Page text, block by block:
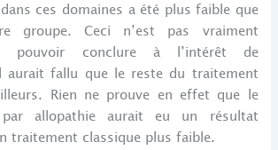
ces domaines a été plus faible que
groupe. Ceci n’est pas vraiment
pouvoir conclure à l’intérêt de
aurait fallu que le reste du traitement
Rien ne prouve en effet que le
allopathie aurait eu un résultat
traitement classique plus faible.